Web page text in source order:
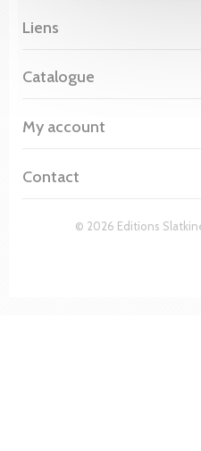
© 2026 Editions
Liens
Catalogue
My account
Contact